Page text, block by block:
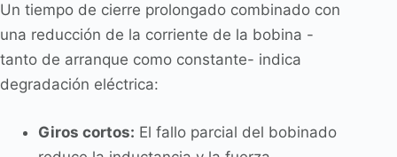
Un tiempo de cierre prolongado combinado con
una reducción de la corriente de la bobina -
tanto de arranque como constante- indica
degradación eléctrica:
Giros cortos: El fallo parcial del bobinado